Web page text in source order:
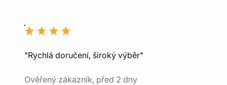
"Rychlá doručení, široký výběr"
Ověřený zákazník, před 2 dny